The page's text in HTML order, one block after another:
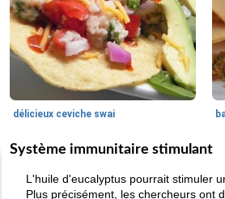
délicieux ceviche swai
Système immunitaire stimulant
L'huile d'eucalyptus pourrait stimuler
Plus précisément, les chercheurs ont